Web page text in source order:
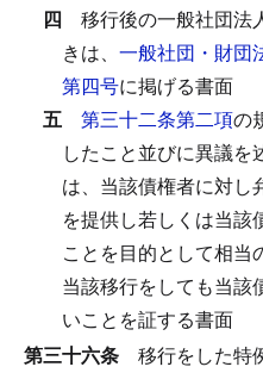
四 移行後の一般社団法
きは、 一般社団・財団
第四号に掲げる書面
五 第三十二条第二項の
したこと並びに異議を
は、当該債権者に対し
を提供し若しくは当該
ことを目的として相当
当該移行をしても当該
いことを証する書面
第三十六条 移行をした特